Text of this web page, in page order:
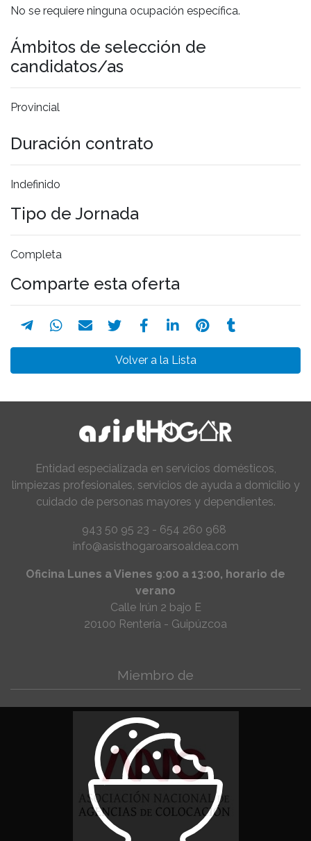
No se requiere ninguna ocupación específica.
Ámbitos de selección de
candidatos/as
Provincial
Duración contrato
Indefinido
Tipo de Jornada
Completa
Comparte esta oferta
Volver a la Lista
Entidad especializada en servicios domésticos,
limpiezas profesionales, servicios de ayuda a domicilio y
cuidado de personas mayores y dependientes.
943 50 95 23 - 654 260 968
info@asisthogaroarsoaldea.com
Oficina Lunes a Vienes 9:00 a 13:00, horario de
verano
Calle Irún 2 bajo E
20100 Rentería - Guipúzcoa
Miembro de